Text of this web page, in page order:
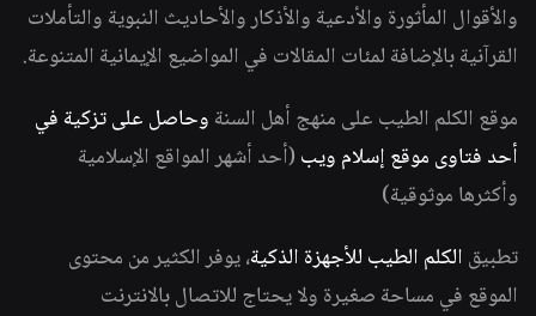
والأقوال المأثورة والأدعية والأذكار والأحاديث النبوية والتأملات
القرآنية بالإضافة لمئات المقالات في المواضيع الإيمانية المتنوعة.
موقع الكلم الطيب على منهج أهل السنة وحاصل على تزكية في
أحد فتاوى موقع إسلام ويب (أحد أشهر المواقع الإسلامية
وأكثرها موثوقية)
تطبيق الكلم الطيب للأجهزة الذكية، يوفر الكثير من محتوى
الموقع في مساحة صغيرة ولا يحتاج للاتصال بالانترنت